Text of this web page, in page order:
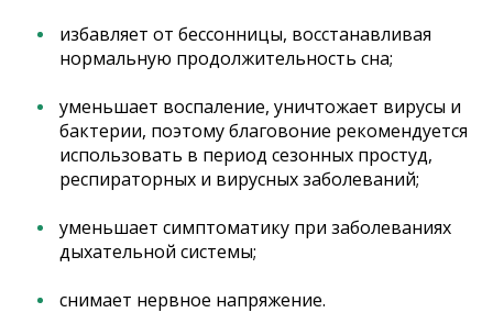
избавляет от бессонницы, восстанавливая
нормальную продолжительность сна;
уменьшает воспаление, уничтожает вирусы и
бактерии, поэтому благовоние рекомендуется
использовать в период сезонных простуд,
респираторных и вирусных заболеваний;
уменьшает симптоматику при заболеваниях
дыхательной системы;
снимает нервное напряжение.